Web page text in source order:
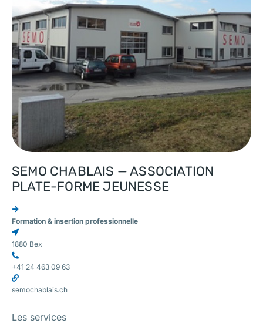
SEMO CHABLAIS — ASSOCIATION
PLATE-FORME JEUNESSE
Formation & insertion professionnelle
1880 Bex
+41 24 463 09 63
semochablais.ch
Les services